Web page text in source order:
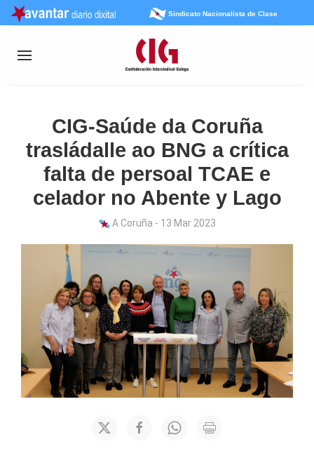
Sindicato Nacionalista de Clase
CIG-Saúde da Coruña
trasládalle ao BNG a crítica
falta de persoal TCAE e
celador no Abente y Lago
A Coruña - 13 Mar 2023